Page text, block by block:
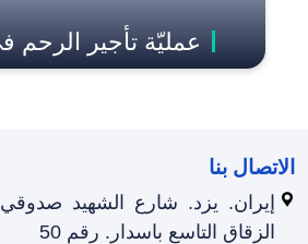
عمليّة تأجير الرحم
الاتصال بنا
إيران. يزد. شارع الشهيد
الزقاق التاسع باسدار. رقم 50